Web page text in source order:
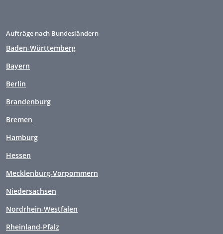
Aufträge nach Bundesländern
Baden-Württemberg
Bayern
Berlin
Brandenburg
Bremen
Hamburg
Hessen
Mecklenburg-Vorpommern
Niedersachsen
Nordrhein-Westfalen
Rheinland-Pfalz